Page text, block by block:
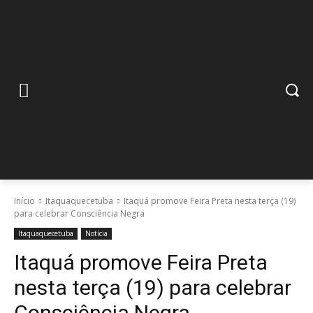
Início Itaquaquecetuba
Itaquá promove Feira Preta nesta terça (19)
para celebrar Consciência Negra
Itaquaquecetuba Notícia
Itaquá promove Feira Preta
nesta terça (19) para celebrar